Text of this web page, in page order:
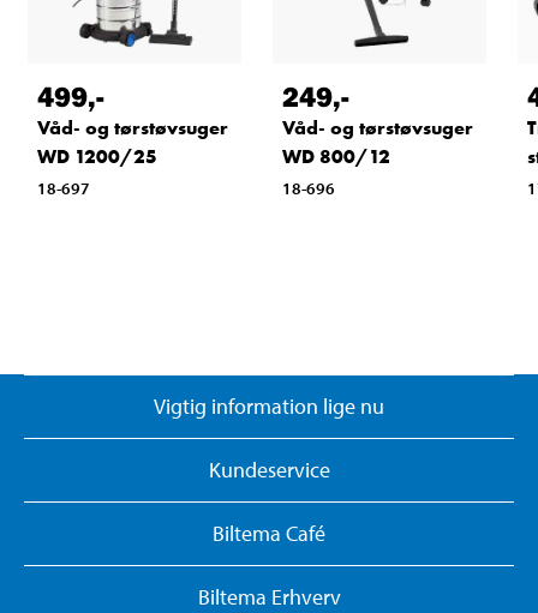
499,-
Våd- og tørstøvsuger
WD 1200/25
18-697
249,-
Våd- og tørstøvsuger
WD 800/12
18-696
Vigtig information lige nu
Kundeservice
Biltema Café
Biltema Erhverv